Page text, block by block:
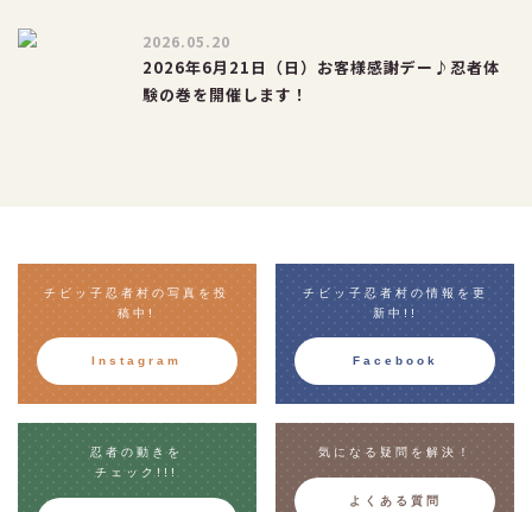
2026.05.20
2026年6月21日（日）お客様感謝デー♪忍者体
験の巻を開催します！
チビッ子忍者村の写真を投
稿中!
Instagram
チビッ子忍者村の情報を更
新中!!
Facebook
忍者の動きを
チェック!!!
気になる疑問を解決！
よくある質問